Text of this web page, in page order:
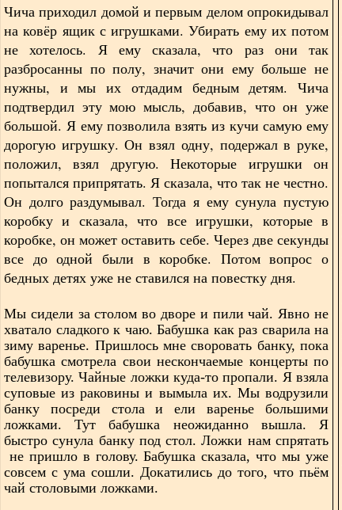
Чича приходил домой и первым делом опрокидывал
на ковёр ящик с игрушками. Убирать ему их потом
не хотелось. Я ему сказала, что раз они так
разбросанны по полу, значит они ему больше не
нужны, и мы их отдадим бедным детям. Чича
подтвердил эту мою мысль, добавив, что он уже
большой. Я ему позволила взять из кучи самую ему
дорогую игрушку. Он взял одну, подержал в руке,
положил, взял другую. Некоторые игрушки он
попытался припрятать. Я сказала, что так не честно.
Он долго раздумывал. Тогда я ему сунула пустую
коробку и сказала, что все игрушки, которые в
коробке, он может оставить себе. Через две секунды
все до одной были в коробке. Потом вопрос о
бедных детях уже не ставился на повестку дня.
Мы сидели за столом во дворе и пили чай. Явно не
хватало сладкого к чаю. Бабушка как раз сварила на
зиму варенье. Пришлось мне своровать банку, пока
бабушка смотрела свои нескончаемые концерты по
телевизору. Чайные ложки куда-то пропали. Я взяла
суповые из раковины и вымыла их. Мы водрузили
банку посреди стола и ели варенье большими
ложками. Тут бабушка неожиданно вышла. Я
быстро сунула банку под стол. Ложки нам спрятать
не пришло в голову. Бабушка сказала, что мы уже
совсем с ума сошли. Докатились до того, что пьём
чай столовыми ложками.